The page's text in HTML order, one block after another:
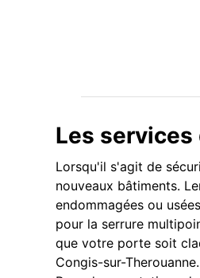
Les
Lorsqu'il s'agit de
nouveaux bâtiments.
endommagées ou
pour la serrure
que votre porte soit
Congis-sur-